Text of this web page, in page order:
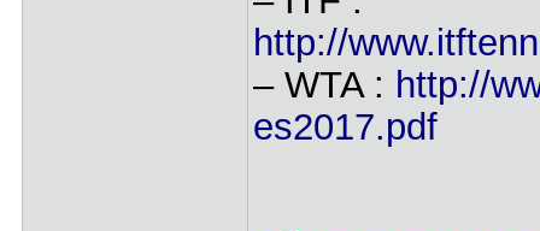
http://
– WTA : http://
es2017.pdf